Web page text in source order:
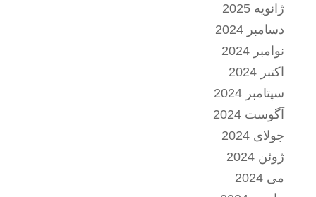
ژانویه 2025
دسامبر 2024
نوامبر 2024
اکتبر 2024
سپتامبر 2024
آگوست 2024
جولای 2024
ژوئن 2024
می 2024